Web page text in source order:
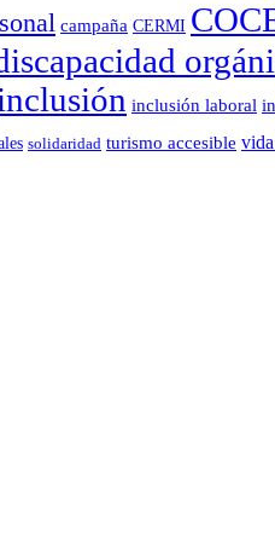
campaña CERMI
inclusión laboral
solidaridad turismo accesible